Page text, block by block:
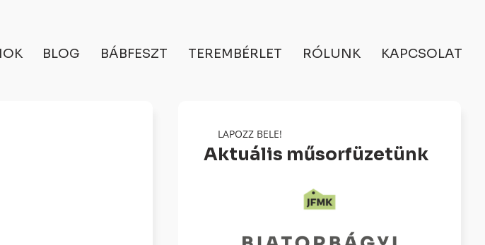
BLOG BÁBFESZT TEREMBÉRLET RÓLUNK KAPCSOLAT
LAPOZZ BELE!
Aktuális műsorfüzetünk